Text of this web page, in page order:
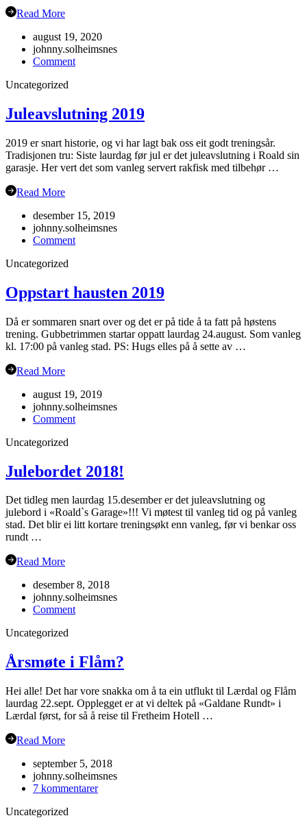
Read More
august 19, 2020
johnny.solheimsnes
Commenton
Uncategorized
Juleavslutning 2019
2019 er snart historie, og vi har lagt bak oss eit godt treningsår.
Tradisjonen tru: Siste laurdag før jul er det juleavslutning i Roald sin
garasje. Her vert det som vanleg servert rakfisk med tilbehør …
Read More
desember 15, 2019
johnny.solheimsnes
Commenton
Uncategorized
Oppstart hausten 2019
Då er sommaren snart over og det er på tide å ta fatt på høstens
trening. Gubbetrimmen startar oppatt laurdag 24.august. Som vanleg
kl. 17:00 på vanleg stad. PS: Hugs elles på å sette av …
Read More
august 19, 2019
johnny.solheimsnes
Commenton
Uncategorized
Julebordet 2018!
Det tidleg men laurdag 15.desember er det juleavslutning og
julebord i «Roald`s Garage»!!! Vi møtest til vanleg tid og på vanleg
stad. Det blir ei litt kortare treningsøkt enn vanleg, før vi benkar oss
rundt …
Read More
desember 8, 2018
johnny.solheimsnes
Commenton
Uncategorized
Årsmøte i Flåm?
Hei alle! Det har vore snakka om å ta ein utflukt til Lærdal og Flåm
laurdag 22.sept. Opplegget er at vi deltek på «Galdane Rundt» i
Lærdal først, for så å reise til Fretheim Hotell …
Read More
september 5, 2018
johnny.solheimsnes
7 kommentarertil
Uncategorized